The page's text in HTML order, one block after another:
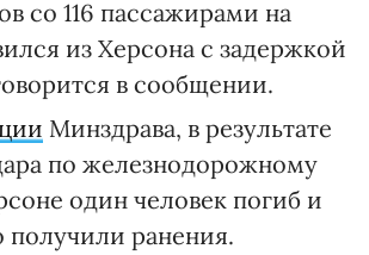
со 116 пассажирами на
из Херсона с задержкой
в сообщении.
Минздрава, в результате
по железнодорожному
один человек погиб и
ранения.